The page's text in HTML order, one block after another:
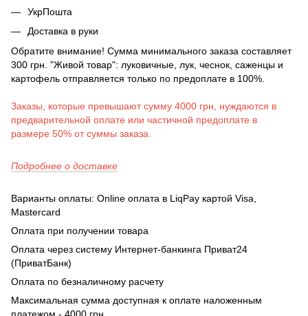
УкрПошта
Доставка в руки
Обратите внимание! Сумма минимального заказа составляет
300 грн. "Живой товар": луковичные, лук, чеснок, саженцы и
картофель отправляется только по предоплате в 100%.
Заказы, которые превышают сумму 4000 грн, нуждаются в
предварительной оплате или частичной предоплате в
размере 50% от суммы заказа.
Подробнее о доставке
Варианты оплаты: Online оплата в LiqPay картой Visa,
Mastercard
Оплата при получении товара
Оплата через систему Интернет-банкинга Приват24
(ПриватБанк)
Оплата по безналичному расчету
Максимальная сумма доступная к оплате наложенным
платежом - 4000 грн.